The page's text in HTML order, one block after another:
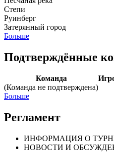
Степи
Руинберг
Затерянный город
Больше
Подтверждённые
Команда
(Команда не подтверждена)
Больше
Регламент
ИНФОРМАЦИЯ О
НОВОСТИ И